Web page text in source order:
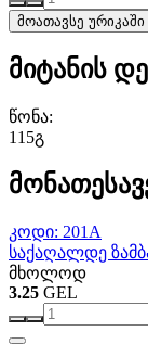
მოათავსე ურიკაში
მიტანის
წონა:
115გ
კოდი: 201A
საქაღალდე
მხოლოდ
3.25 GEL